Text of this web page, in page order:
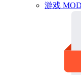
游戏 MOD